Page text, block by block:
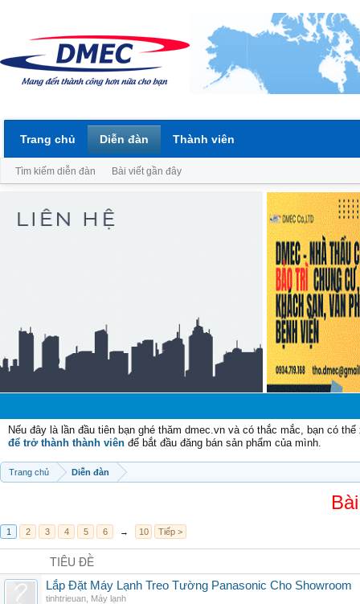
Nếu đây là lần đầu tiên bạn ghé thăm dmec.vn và có thắc mắc, bạn có
để trở thành thành viên để bắt đầu đăng bán sản phẩm của mình.
Trang chủ Diễn đàn
1 2 3 4 5 6 → 10 Tiếp >
TIÊU ĐỀ
Lắp Đặt Máy Lạnh Treo Tường Panasonic Cho Showroom
tinhtrieuan Máy lạnh
Trang chủ Diễn đàn
Tìm kiếm diễn đàn Bài viết gần đây
Thành viên